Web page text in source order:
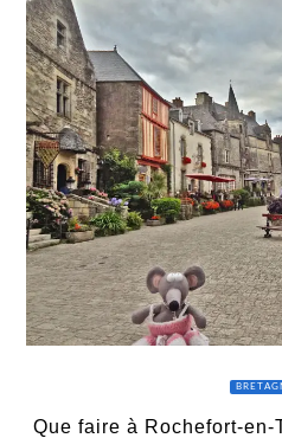
Que faire à Rochefort-